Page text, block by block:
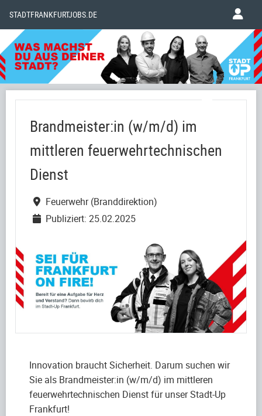
STADTFRANKFURTJOBS.DE
Brandmeister:in (w/m/d) im
mittleren feuerwehrtechnischen
Dienst
Feuerwehr (Branddirektion)
Publiziert: 25.02.2025
Innovation braucht Sicherheit. Darum suchen wir
Sie als Brandmeister:in (w/m/d) im mittleren
feuerwehrtechnischen Dienst für unser Stadt-Up
Frankfurt!